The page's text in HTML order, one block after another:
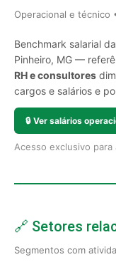
Operacional e técnico
Benchmark salarial
Pinheiro, MG —
RH e consultores
cargos e salários e
🔒 Ver salários
Acesso exclusivo para
🔗 Setores
Segmentos com